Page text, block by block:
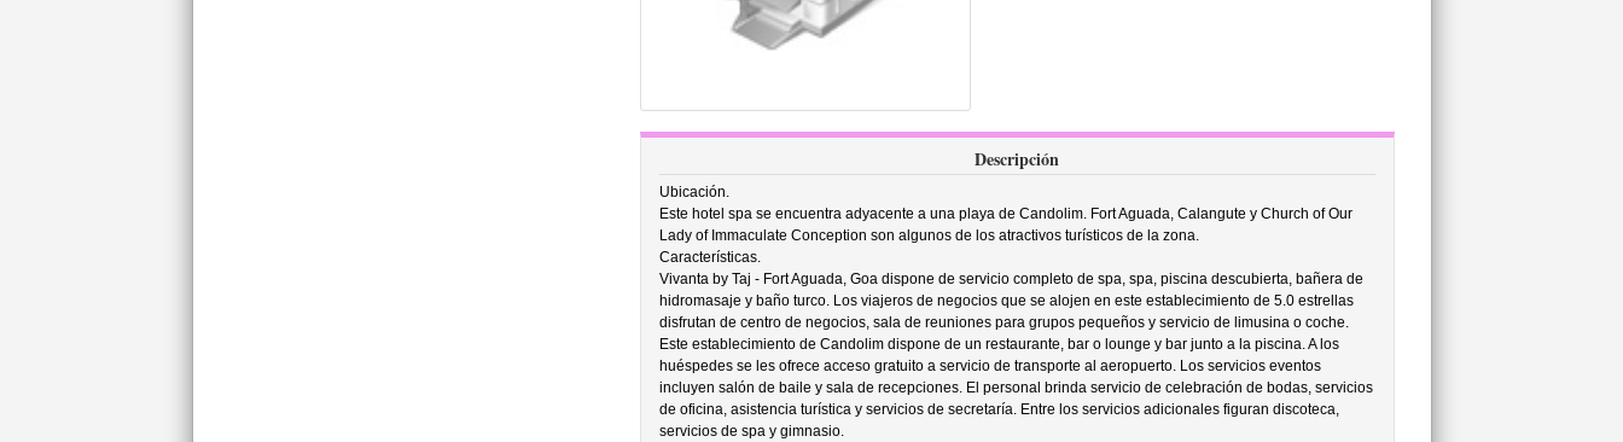
Descripción
Ubicación.
Este hotel spa se encuentra adyacente a una playa de Candolim. Fort Aguada, Calangute y Church of Our
Lady of Immaculate Conception son algunos de los atractivos turísticos de la zona.
Características.
Vivanta by Taj - Fort Aguada, Goa dispone de servicio completo de spa, spa, piscina descubierta, bañera de
hidromasaje y baño turco. Los viajeros de negocios que se alojen en este establecimiento de 5.0 estrellas
disfrutan de centro de negocios, sala de reuniones para grupos pequeños y servicio de limusina o coche.
Este establecimiento de Candolim dispone de un restaurante, bar o lounge y bar junto a la piscina. A los
huéspedes se les ofrece acceso gratuito a servicio de transporte al aeropuerto. Los servicios eventos
incluyen salón de baile y sala de recepciones. El personal brinda servicio de celebración de bodas, servicios
de oficina, asistencia turística y servicios de secretaría. Entre los servicios adicionales figuran discoteca,
servicios de spa y gimnasio.